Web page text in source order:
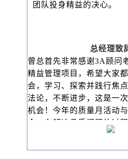
团队投身精益的决心。
总经理致
曾总首先非常感谢3A顾问
精益管理项目，希望大家
会，学习、探索并践行焦
法论，不断进步，这是一
机会！今年的质量月活动
合，在解决品质问题的过
益管理为我们提供的方法论